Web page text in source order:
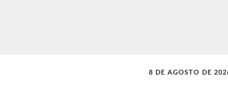
8 DE AGOSTO DE
SOLO MÚSICA